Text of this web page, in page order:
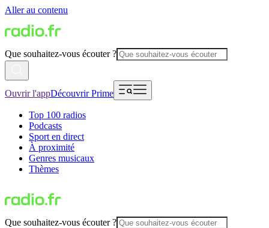
Aller au contenu
Que souhaitez-vous écouter ?
Ouvrir l'appDécouvrir Prime
Top 100 radios
Podcasts
Sport en direct
À proximité
Genres musicaux
Thèmes
Que souhaitez-vous écouter ?